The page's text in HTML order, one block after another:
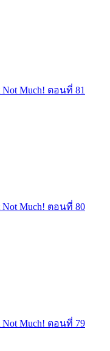
Not Much! ตอนที่ 81
Not Much! ตอนที่ 80
Not Much! ตอนที่ 79